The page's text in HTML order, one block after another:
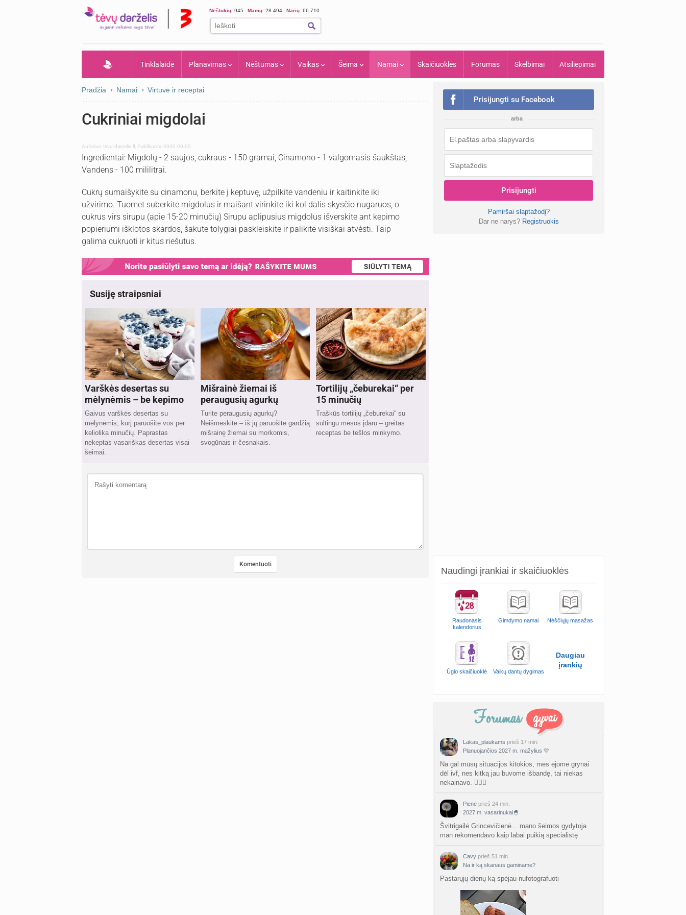
Nėštukių: 945 Mamų: 28.494 Narių: 66.710
Tinklalaidė Planavimas Nėštumas Vaikas Šeima Namai Skaičiuoklės Forumas Skelbimai Atsiliepimai
Pradžia Namai Virtuvė ir receptai
Cukriniai migdolai
Autorius:tevu-darzelis.lt Publikuota: 0000-00-00
Ingredientai: Migdolų - 2 saujos, cukraus - 150 gramai, Cinamono - 1 valgomasis šaukštas,
Vandens - 100 mililitrai.
Cukrų sumaišykite su cinamonu, berkite į keptuvę, užpilkite vandeniu ir kaitinkite iki
užvirimo. Tuomet suberkite migdolus ir maišant virinkite iki kol dalis skysčio nugaruos, o
cukrus virs sirupu (apie 15-20 minučių) Sirupu aplipusius migdolus išverskite ant kepimo
popieriumi išklotos skardos, šakute tolygiai paskleiskite ir palikite visiškai atvėsti. Taip
galima cukruoti ir kitus riešutus.
Susiję straipsniai
Varškės desertas su
mėlynėmis – be kepimo
Gaivus varškės desertas su
mėlynėmis, kurį paruošite vos per
keliolika minučių. Paprastas
nekeptas vasariškas desertas visai
šeimai.
Mišrainė žiemai iš
peraugusių agurkų
Turite peraugusių agurkų?
Neišmeskite – iš jų paruošite gardžią
mišrainę žiemai su morkomis,
svogūnais ir česnakais.
Tortilijų „čeburekai“ per
15 minučių
Traškūs tortilijų „čeburekai“ su
sultingu mėsos įdaru – greitas
receptas be tešlos minkymo.
Prisijungti su Facebook
arba
Prisijungti
Pamiršai slaptažodį?
Dar ne narys? Registruokis
Naudingi įrankiai ir skaičiuoklės
Raudonasis
kalendorius
Gimdymo namai Nėščiųjų masažas
Ūgio skaičiuoklė Vaikų dantų dygimas
Daugiau
įrankių
Lakas_plaukams prieš 17 min.
Planuojančios 2027 m. mažylius 💛
Na gal mūsų situacijos kitokios, mes ėjome grynai
dėl ivf, nes kitką jau buvome išbandę, tai niekas
nekainavo. 🤷🏻‍♀️
Pienė prieš 24 min.
2027 m. vasarinukai🐣
Švitrigailė Grincevičienė... mano šeimos gydytoja
man rekomendavo kaip labai puikią specialistę
Cavy prieš 51 min.
Na ir ką skanaus gaminame?
Pastarųjų dienų ką spėjau nufotografuoti